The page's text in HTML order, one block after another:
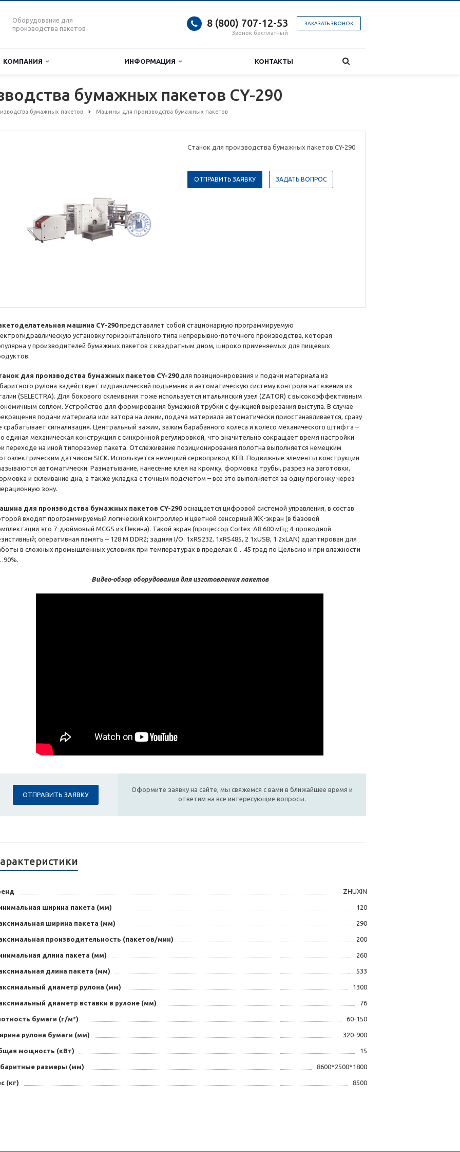
Оборудование для
производства пакетов
ЗАКАЗАТЬ ЗВОНОК
8 (800) 707-12-53
Звонок бесплатный
КОМПАНИЯ ИНФОРМАЦИЯ КОНТАКТЫ
бумажных пакетов CY-290
бумажных пакетов Машины для производства бумажных пакетов
Станок для производства бумажных пакетов CY-290
ОТПРАВИТЬ ЗАЯВКУ ЗАДАТЬ ВОПРОС
машина CY-290представляет собой стационарную программируемую
установку горизонтального типа непрерывно-поточного производства, которая
у производителей бумажных пакетов с квадратным дном, широко применяемых для пищевых
для производства бумажных пакетов CY-290для позиционирования и подачи материала из
рулона задействует гидравлический подъемник и автоматическую систему контроля натяжения из
(SELECTRA). Для бокового склеивания тоже используется итальянский узел (ZATOR) с высокоэффективным
соплом. Устройство для формирования бумажной трубки с функцией вырезания выступа. В случае
подачи материала или затора на линии, подача материала автоматически приостанавливается, сразу
срабатывает сигнализация. Центральный зажим, зажим барабанного колеса и колесо механического штифта –
единая механическая конструкция с синхронной регулировкой, что значительно сокращает время настройки
переходе на иной типоразмер пакета. Отслеживание позиционирования полотна выполняется немецким
датчиком SICK. Используется немецкий сервопривод KEB. Подвижные элементы конструкции
автоматически. Разматывание, нанесение клея на кромку, формовка трубы, разрез на заготовки,
и склеивание дна, а также укладка с точным подсчетом – все это выполняется за одну прогонку через
зону.
для производства бумажных пакетов CY-290оснащается цифровой системой управления, в состав
входят программируемый логический контроллер и цветной сенсорный ЖК-экран (в базовой
это 7-дюймовый MCGS из Пекина). Такой экран (процессор Cortex-A8 600 мГц; 4-проводной
оперативная память – 128 М DDR2; задняя I/O: 1xRS232, 1xRS485, 2 1xUSB, 1 2xLAN) адаптирован для
в сложных промышленных условиях при температурах в пределах 0…45 град по Цельсию и при влажности
Видео-обзор оборудования для изготовления пакетов
ОТПРАВИТЬ ЗАЯВКУ
Оформите заявку на сайте, мы свяжемся с вами в ближайшее время и
ответим на все интересующие вопросы.
ZHUXIN
ширина пакета (мм) 120
ширина пакета (мм) 290
производительность (пакетов/мин) 200
длина пакета (мм) 260
длина пакета (мм) 533
диаметр рулона (мм) 1300
диаметр вставки в рулоне (мм) 76
бумаги (г/м²) 60-150
рулона бумаги (мм) 320-900
мощность (кВт) 15
размеры (мм) 8600*2500*1800
(кг) 8500